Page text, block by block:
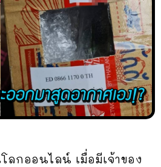
ลกออนไลน์ เมื่อมีเจ้าของ